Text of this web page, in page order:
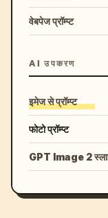
वेबपेज प्रॉम्प्ट
AI उपकरण
इमेज से प्रॉम्प्ट
फोटो प्रॉम्प्ट
GPT Image 2